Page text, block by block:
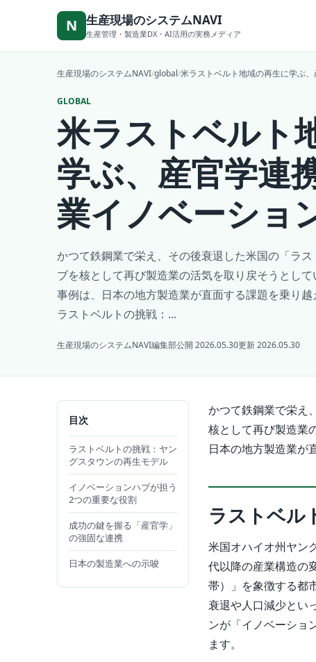
N 生産現場のシステムNAVI
生産管理・製造業DX・AI活用の実務メディア
生産現場のシステムNAVI/global/米ラストベルト地域の再生に学ぶ
GLOBAL
米ラストベルト
学ぶ、産官学連
業イノベーショ
かつて鉄鋼業で栄え、その後衰退した米国の「ラ
ブを核として再び製造業の活気を取り戻そうとし
事例は、日本の地方製造業が直面する課題を乗り越
ラストベルトの挑戦：...
生産現場のシステムNAVI編集部公開 2026.05.30更新 2026.05.30
目次
ラストベルトの挑戦：ヤン
グスタウンの再生モデル
イノベーションハブが担う
2つの重要な役割
成功の鍵を握る「産官学」
の強固な連携
日本の製造業への示唆
かつて鉄鋼業で栄え
核として再び製造業
日本の地方製造業が
ラストベル
米国オハイオ州ヤン
代以降の産業構造の
帯）」を象徴する都
衰退や人口減少とい
ンが「イノベーショ
ます。